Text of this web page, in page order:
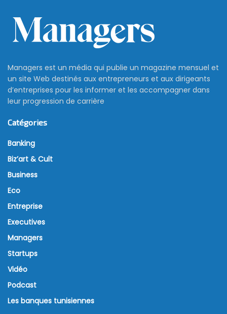
Managers est un média qui publie un magazine mensuel et
un site Web destinés aux entrepreneurs et aux dirigeants
d’entreprises pour les informer et les accompagner dans
leur progression de carrière
Catégories
Banking
Biz’art & Cult
Business
Eco
Entreprise
Executives
Managers
Startups
Vidéo
Podcast
Les banques tunisiennes